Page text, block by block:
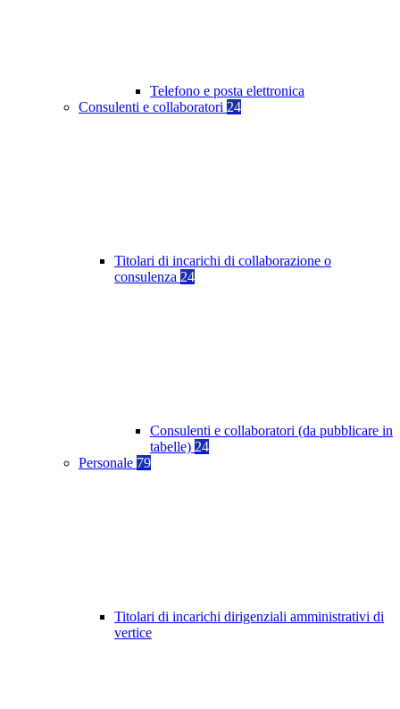
Telefono e posta elettronica
Consulenti e collaboratori 24
Titolari di incarichi di collaborazione o
consulenza 24
Consulenti e collaboratori (da pubblicare in
tabelle) 24
Personale 79
Titolari di incarichi dirigenziali amministrativi di
vertice